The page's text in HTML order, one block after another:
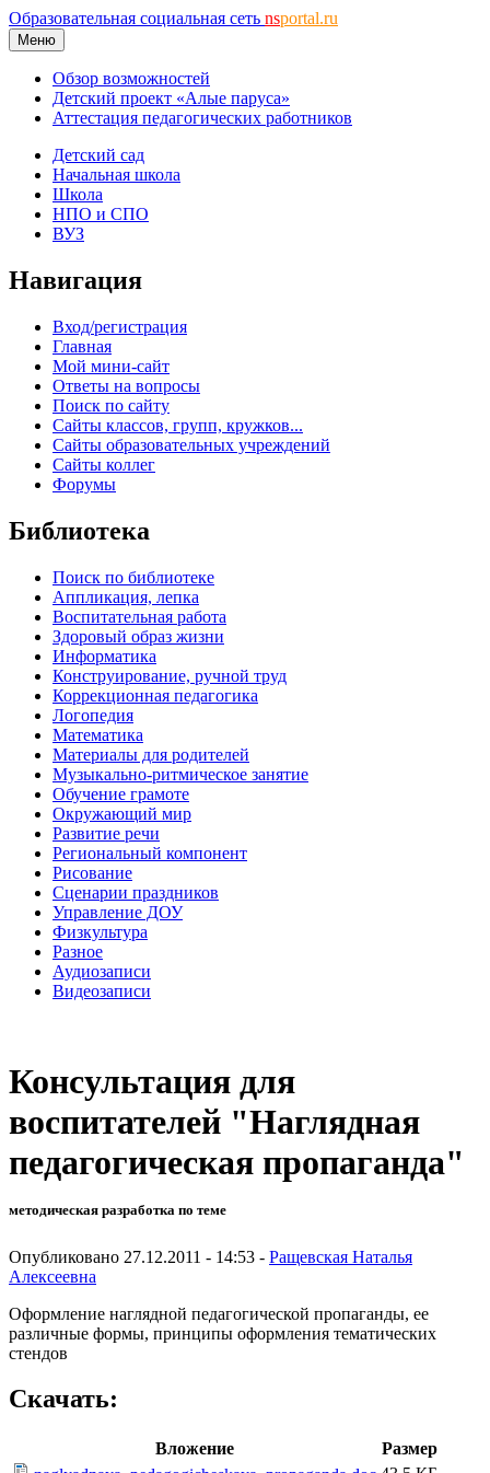
Образовательная социальная сеть nsportal.ru
Меню
Обзор возможностей
Детский проект «Алые паруса»
Аттестация педагогических работников
Детский сад
Начальная школа
Школа
НПО и СПО
ВУЗ
Навигация
Вход/регистрация
Главная
Мой мини-сайт
Ответы на вопросы
Поиск по сайту
Сайты классов, групп, кружков...
Сайты образовательных учреждений
Сайты коллег
Форумы
Библиотека
Поиск по библиотеке
Аппликация, лепка
Воспитательная работа
Здоровый образ жизни
Информатика
Конструирование, ручной труд
Коррекционная педагогика
Логопедия
Математика
Материалы для родителей
Музыкально-ритмическое занятие
Обучение грамоте
Окружающий мир
Развитие речи
Региональный компонент
Рисование
Сценарии праздников
Управление ДОУ
Физкультура
Разное
Аудиозаписи
Видеозаписи
Консультация для
воспитателей "Наглядная
педагогическая пропаганда"
методическая разработка по теме
Опубликовано 27.12.2011 - 14:53 - Ращевская Наталья
Алексеевна
Оформление наглядной педагогической пропаганды, ее
различные формы, принципы оформления тематических
стендов
Скачать:
Вложение
Размер